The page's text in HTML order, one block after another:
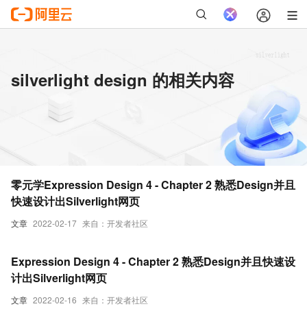
silverlight design 的相关内容
文章 2022-02-17 来自：开发者社区
零元学Expression Design 4 - Chapter 2 熟悉Design并且
快速设计出Silverlight网页
文章 2022-02-16 来自：开发者社区
Expression Design 4 - Chapter 2 熟悉Design并且快速设
计出Silverlight网页